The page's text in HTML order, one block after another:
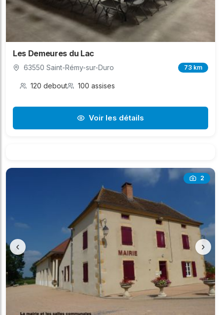
Les Demeures du Lac
63550 Saint-Rémy-sur-Duro 73 km
120 debout 100 assises
Voir les détails
2
‹ ›